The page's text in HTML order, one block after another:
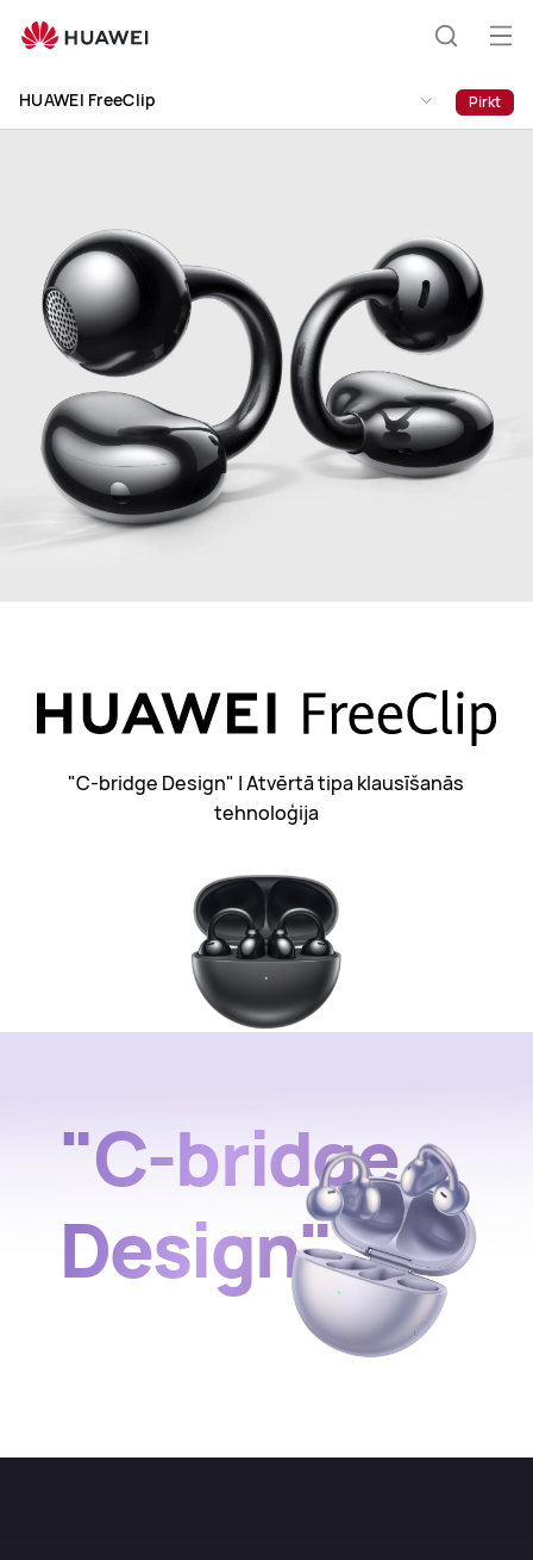
FreeClip
HUAWEI FreeClip Pirkt
"C-bridge Design" | Atvērtā tipa klausīšanās
tehnoloģija
"C-bridge
Design"